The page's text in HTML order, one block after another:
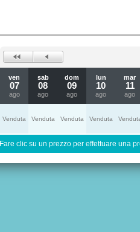
ven
07
ago
sab
08
ago
dom
09
ago
lun
10
ago
mar
11
ago
Venduta Venduta Venduta Venduta
Fare clic su un prezzo per effettuare una